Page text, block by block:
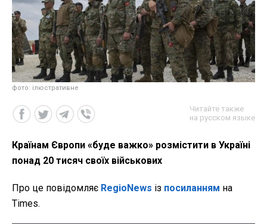
фото: ілюстративне
Читайте также
на русском языке
Країнам Європи «буде важко» розмістити в Україні
понад 20 тисяч своїх військових
Про це повідомляє RegioNews із посиланням на
Times.